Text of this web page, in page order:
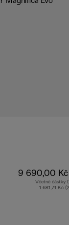
9 690,00 Kč
Včetně částky
1 681,74 Kč